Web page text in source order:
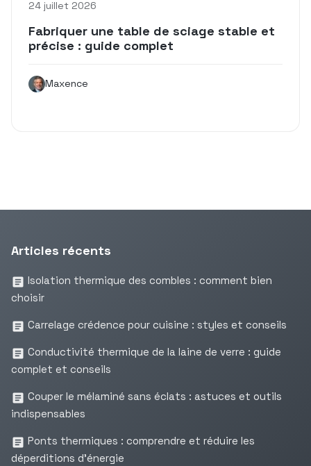
24 juillet 2026
Fabriquer une table de sciage stable et
précise : guide complet
Maxence
Articles récents
Isolation thermique des combles : comment bien
choisir
Carrelage crédence pour cuisine : styles et conseils
Conductivité thermique de la laine de verre : guide
complet et conseils
Couper le mélaminé sans éclats : astuces et outils
indispensables
Ponts thermiques : comprendre et réduire les
déperditions d’énergie